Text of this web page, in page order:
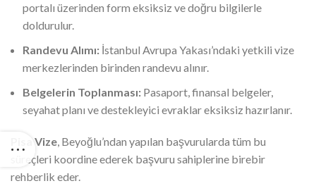
portalı üzerinden form eksiksiz ve doğru bilgilerle
doldurulur.
Randevu Alımı: İstanbul Avrupa Yakası’ndaki yetkili vize
merkezlerinden birinden randevu alınır.
Belgelerin Toplanması: Pasaport, finansal belgeler,
seyahat planı ve destekleyici evraklar eksiksiz hazırlanır.
Pisa Vize, Beyoğlu’ndan yapılan başvurularda tüm bu
süreçleri koordine ederek başvuru sahiplerine birebir
rehberlik eder.